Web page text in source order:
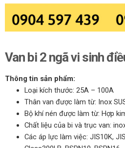
Van bi 2 ngã vi sinh
Thông tin sản phẩm:
Loại kích thước: 25A – 100A
Thân van được làm từ: Inox
Bộ khí nén được làm từ: Hợp
Chất liệu của bi và trục van:
Các áp lực làm việc: JIS10K,